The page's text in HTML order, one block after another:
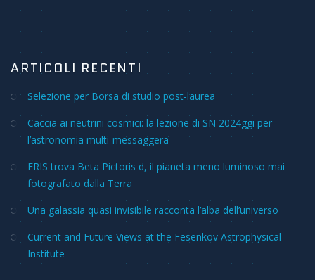
ARTICOLI RECENTI
Selezione per Borsa di studio post-laurea
Caccia ai neutrini cosmici: la lezione di SN 2024ggi per
l’astronomia multi-messaggera
ERIS trova Beta Pictoris d, il pianeta meno luminoso mai
fotografato dalla Terra
Una galassia quasi invisibile racconta l’alba dell’universo
Current and Future Views at the Fesenkov Astrophysical
Institute